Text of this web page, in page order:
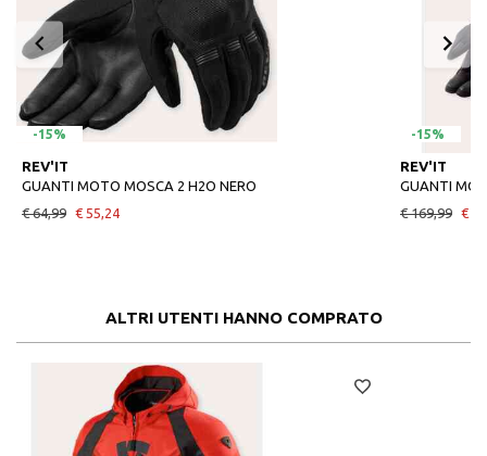
-15%
REV'IT
GUANTI MOTO MOSCA 2 H2O NERO
€ 64,99 € 55,24
-15%
REV'IT
GUANTI
€ 169,99 €
ALTRI UTENTI HANNO COMPRATO